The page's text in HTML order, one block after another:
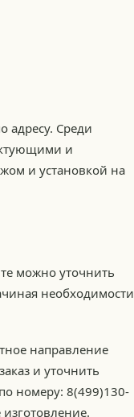
адресу. Среди
и
и установкой на
можно уточнить
необходимости
направление
и уточнить
номеру: 8(499)130-